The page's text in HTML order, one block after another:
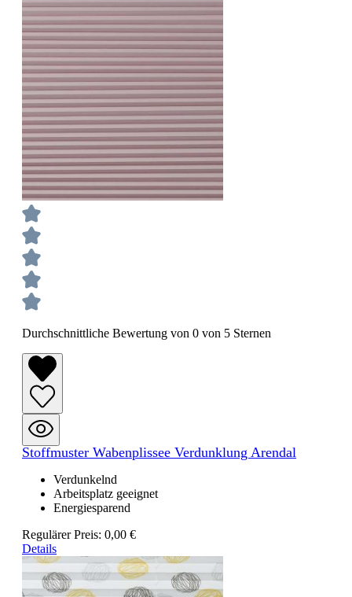
Durchschnittliche Bewertung von 0 von 5 Sternen
Stoffmuster Wabenplissee Verdunklung Arendal
Verdunkelnd
Arbeitsplatz geeignet
Energiesparend
Regulärer Preis: 0,00 €
Details